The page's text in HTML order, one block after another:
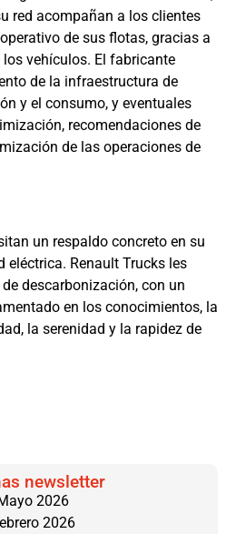
red acompañan a los clientes
de sus flotas, gracias a
los vehículos. El fabricante
de la infraestructura de
y el consumo, y eventuales
recomendaciones de
de las operaciones de
un respaldo concreto en su
Renault Trucks les
descarbonización, con un
en los conocimientos, la
la serenidad y la rapidez de
newsletter
2026
2026